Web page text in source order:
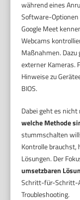
während eines
Software-Optionen
Google Meet
Webcams
Maßnahmen. Dazu
externer Kameras.
Hinweise zu
BIOS.
Dabei geht es
welche Methode
stummschalten
Kontrolle brauchst,
Lösungen. Der
umsetzbaren
Schritt-für-Schritt-
Troubleshooting.